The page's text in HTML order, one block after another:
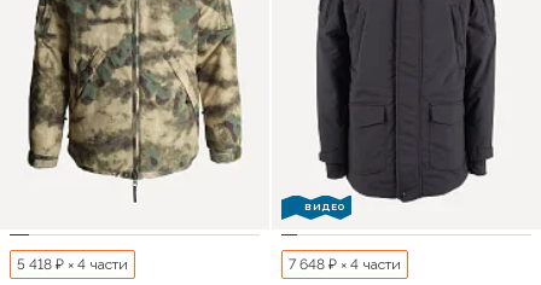
5 418 ₽ × 4 части
ВИДЕО
7 648 ₽ × 4 части